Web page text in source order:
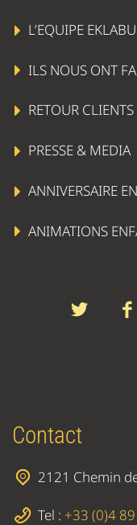
L’EQUIPE
ILS NOUS ONT
RETOUR CLIENTS
PRESSE & MEDIA
ANNIVERSAIRE
ANIMATIONS
Contact
2121 Chemin
Tel : +33 (0)4